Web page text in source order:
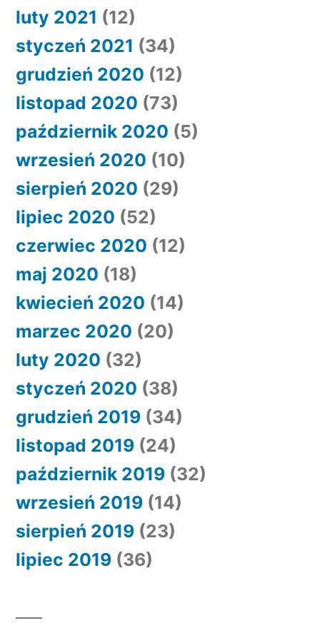
luty 2021 (12)
styczeń 2021 (34)
grudzień 2020 (12)
listopad 2020 (73)
październik 2020 (5)
wrzesień 2020 (10)
sierpień 2020 (29)
lipiec 2020 (52)
czerwiec 2020 (12)
maj 2020 (18)
kwiecień 2020 (14)
marzec 2020 (20)
luty 2020 (32)
styczeń 2020 (38)
grudzień 2019 (34)
listopad 2019 (24)
październik 2019 (32)
wrzesień 2019 (14)
sierpień 2019 (23)
lipiec 2019 (36)